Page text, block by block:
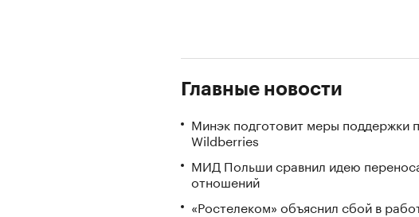
Главные новости
Минэк подготовит меры поддержки
Wildberries
МИД Польши сравнил идею
отношений
«Ростелеком» объяснил сбой в